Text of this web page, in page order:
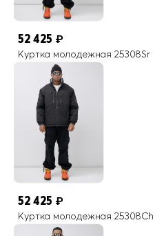
52 425 ₽
Куртка молодежная 25308Sr
52 425 ₽
Куртка молодежная 25308Ch